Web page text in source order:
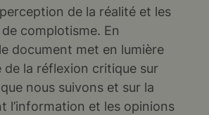
de la réalité et les
complotisme. En
document met en lumière
de la réflexion critique sur
nous suivons et sur la
l’information et les opinions